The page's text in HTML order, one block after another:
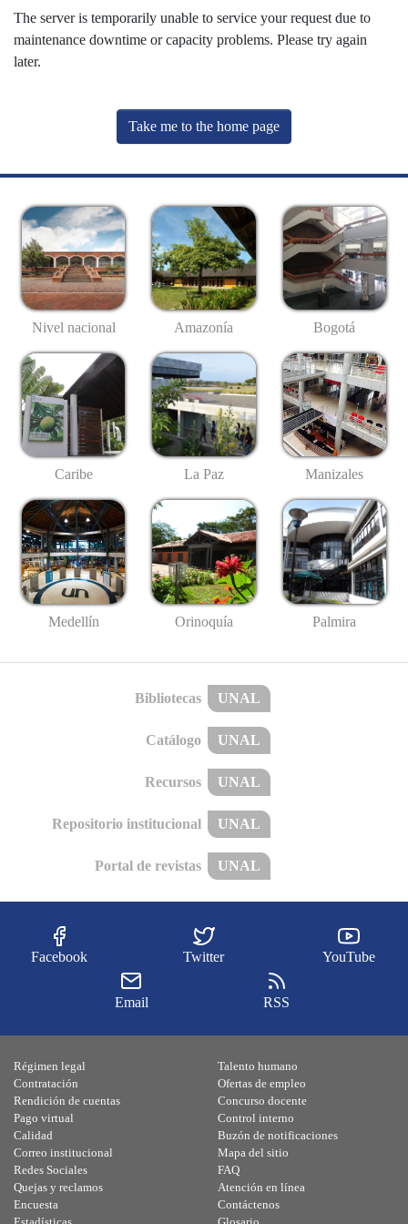
The server is temporarily unable to service your request due to
maintenance downtime or capacity problems. Please try again
later.
Take me to the home page
Nivel nacional Amazonía Bogotá
Caribe La Paz Manizales
Medellín Orinoquía Palmira
Bibliotecas UNAL
Catálogo UNAL
Recursos UNAL
Repositorio institucional UNAL
Portal de revistas UNAL
Facebook Twitter YouTube
Email RSS
Régimen legal
Contratación
Rendición de cuentas
Pago virtual
Calidad
Talento humano
Ofertas de empleo
Concurso docente
Control interno
Buzón de notificaciones
Correo institucional
Redes Sociales
Quejas y reclamos
Encuesta
Mapa del sitio
FAQ
Atención en línea
Contáctenos